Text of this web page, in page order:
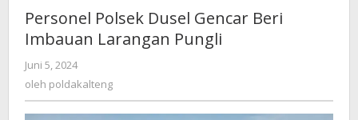
Personel Polsek Dusel Gencar Beri
Imbauan Larangan Pungli
Juni 5, 2024
poldakalteng
oleh poldakalteng